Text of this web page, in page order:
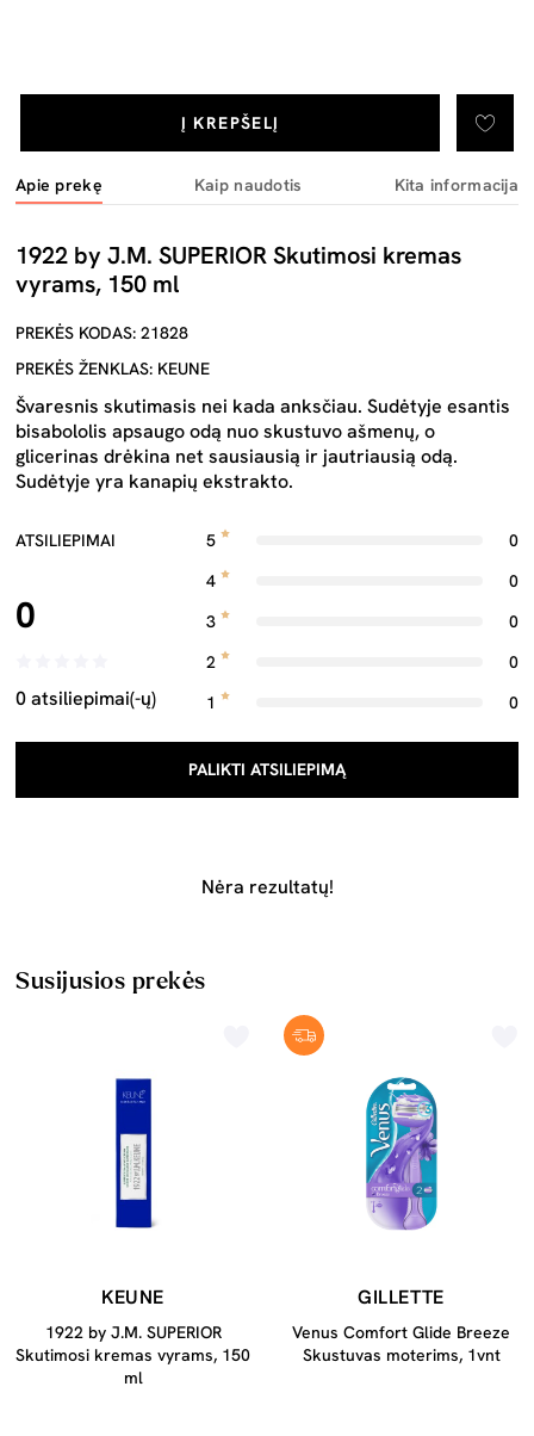
Į KREPŠELĮ
Apie prekę Kaip naudotis Kita informacija
1922 by J.M. SUPERIOR Skutimosi kremas
vyrams, 150 ml
PREKĖS KODAS: 21828
PREKĖS ŽENKLAS: KEUNE
Švaresnis skutimasis nei kada anksčiau. Sudėtyje esantis
bisabololis apsaugo odą nuo skustuvo ašmenų, o
glicerinas drėkina net sausiausią ir jautriausią odą.
Sudėtyje yra kanapių ekstrakto.
ATSILIEPIMAI
0
0 atsiliepimai(-ų)
5
0
4
0
3
0
2
0
1
0
PALIKTI ATSILIEPIMĄ
Nėra rezultatų!
Susijusios prekės
KEUNE
1922 by J.M. SUPERIOR
Skutimosi kremas vyrams, 150
ml
GILLETTE
Venus Comfort Glide Breeze
Skustuvas moterims, 1vnt